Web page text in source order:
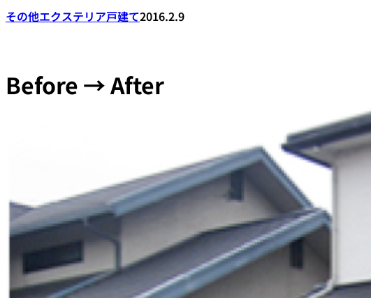
その他エクステリア戸建て2016.2.9
Before → After